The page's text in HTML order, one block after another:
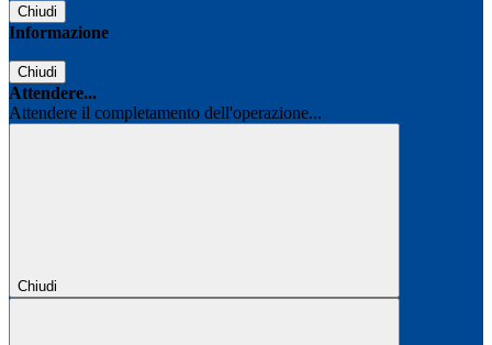
Chiudi
Informazione
Chiudi
Attendere...
Attendere il completamento dell'operazione...
Chiudi